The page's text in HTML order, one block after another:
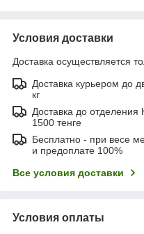
Условия доставки
Доставка осуществляется
Доставка курьером до
кг
Доставка до отделения
1500 тенге
Бесплатно - при весе
и предоплате 100%
Все условия доставки
Условия оплаты